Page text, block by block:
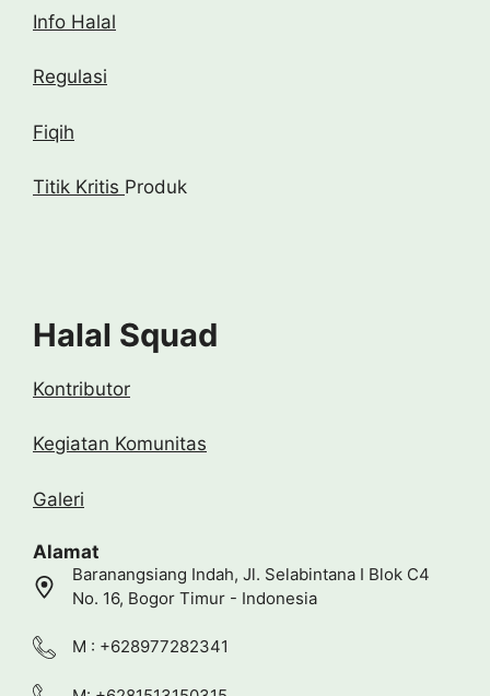
Info Halal
Regulasi
Fiqih
Titik Kritis Produk
Halal Squad
Kontributor
Kegiatan Komunitas
Galeri
Alamat
Baranangsiang Indah, Jl. Selabintana I Blok C4
No. 16, Bogor Timur - Indonesia
M : +628977282341